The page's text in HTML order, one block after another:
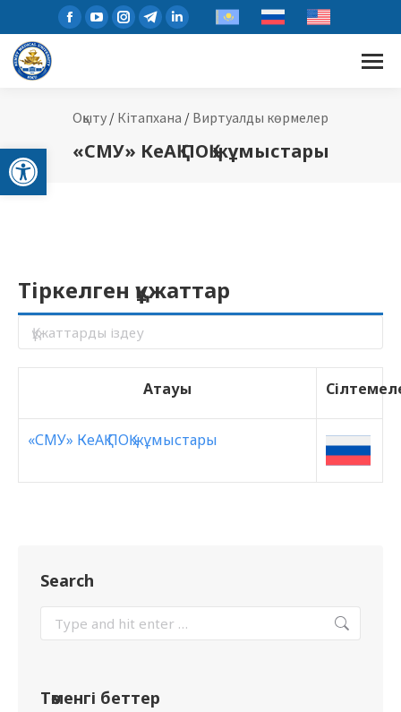
Open toolbar
Оқыту / Кітапхана / Виртуалды көрмелер
«СМУ» КеАҚ ПОҚ жұмыстары
Тіркелген құжаттар
Атауы
«СМУ» КеАҚ ПОҚ жұмыстары
Search
Төменгі беттер